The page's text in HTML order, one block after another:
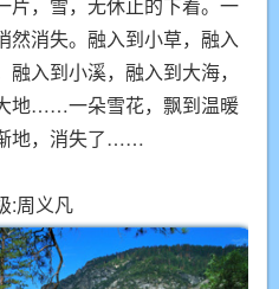
然消失。融入到小草，融入
入到小溪，融入到大海，
地……一朵雪花，飘到温暖
地，消失了……
:周义凡